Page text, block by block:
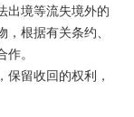
出境等流失境外的
根据有关条约、
。
保留收回的权利，